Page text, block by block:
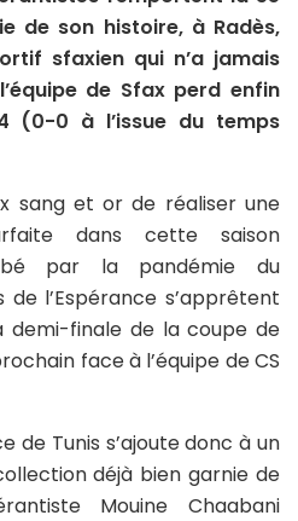
de son histoire, à Radès,
sfaxien qui n’a jamais
de Sfax perd enfin
(0-0 à l’issue du temps
sang et or de réaliser une
dans cette saison
par la pandémie du
de l’Espérance s’apprêtent
demi-finale de la coupe de
face à l’équipe de CS
de Tunis s’ajoute donc à un
déjà bien garnie de
Mouine Chaabani